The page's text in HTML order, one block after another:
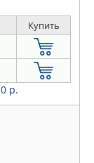
Купить
р.